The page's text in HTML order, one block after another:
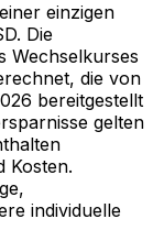
einzigen
Die
Wechselkurses
die von
bereitgestellt
gelten
Kosten.
individuelle